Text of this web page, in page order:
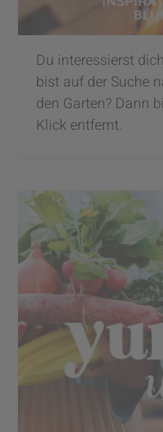
Du interessierst
bist auf der Suche
den Garten? Dann
Klick entfernt.